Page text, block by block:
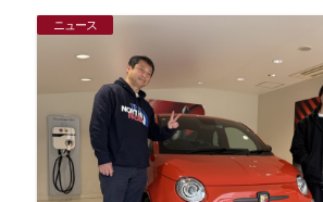
ニュース